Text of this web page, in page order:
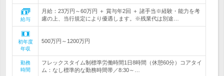
給与
月給：23万円～60万円 ＋ 賞与年2回 ＋ 諸手当※経験・能力を考
慮の上、当行規定により優遇します。※残業代は別途…
初年度
年収
500万円～1200万円
勤務
時間
フレックスタイム制標準労働時間1日8時間（休憩60分）コアタイ
ム：なし標準的な勤務時間帯／8:30～…